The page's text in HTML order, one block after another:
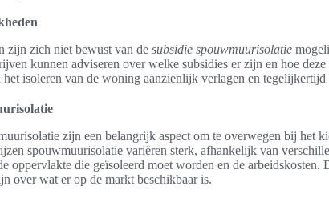
zijn zich niet bewust van de subsidie spouwmuurisolatie
kunnen adviseren over welke subsidies er zijn en hoe
het isoleren van de woning aanzienlijk verlagen en tegelijkertijd
zijn een belangrijk aspect om te overwegen bij het
spouwmuurisolatie variëren sterk, afhankelijk van
oppervlakte die geïsoleerd moet worden en de arbeidskosten.
over wat er op de markt beschikbaar is.